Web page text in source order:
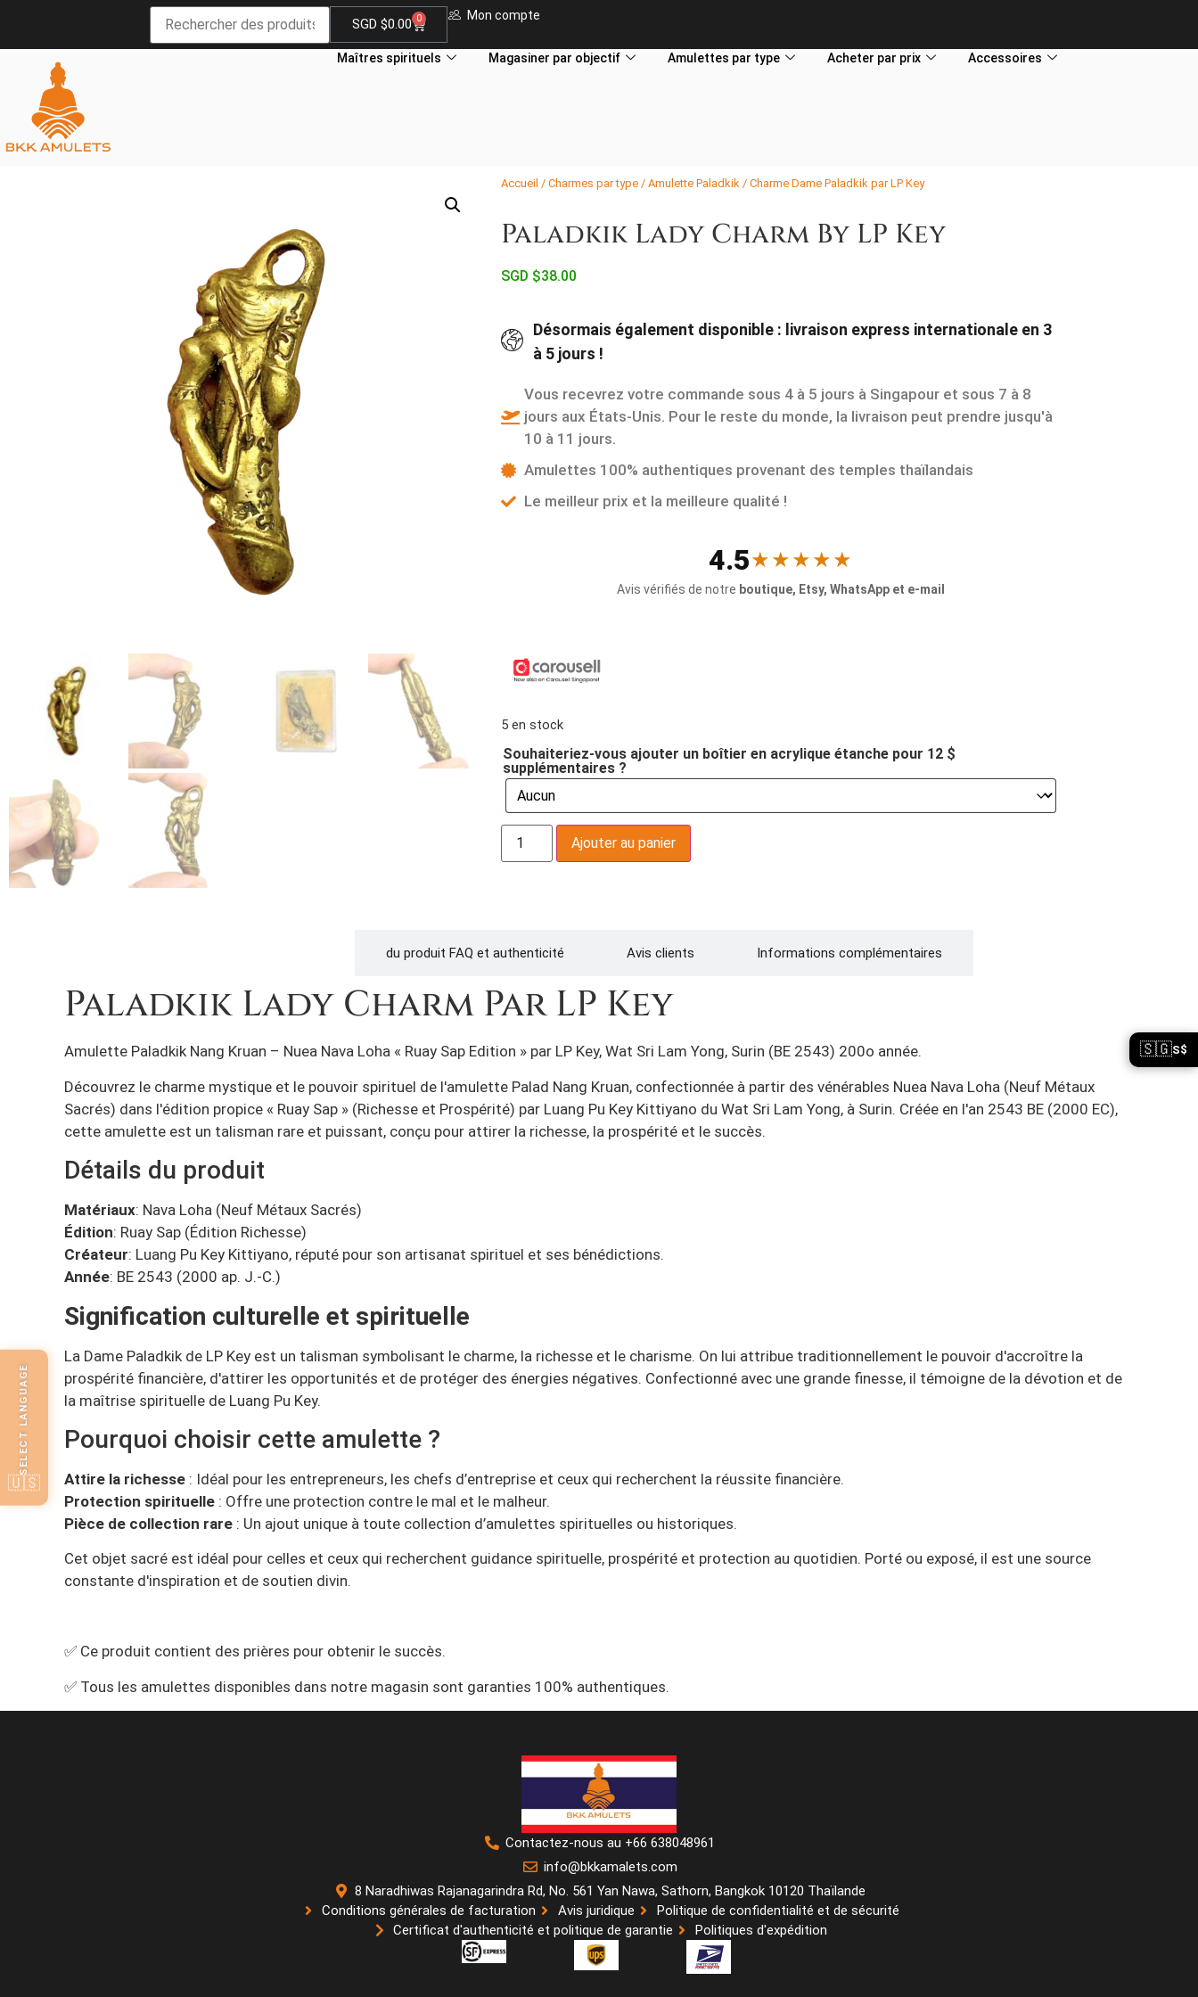
SGD $0.00 0 Mon compte
Maîtres spirituels Magasiner par objectif Amulettes par type Acheter par prix Accessoires
Accueil / Charmes par type / Amulette Paladkik / Charme Dame Paladkik par LP Key
Paladkik Lady Charm By LP Key
SGD $38.00
Désormais également disponible : livraison express internationale en 3
à 5 jours !
Vous recevrez votre commande sous 4 à 5 jours à Singapour et sous 7 à 8
jours aux États-Unis. Pour le reste du monde, la livraison peut prendre jusqu'à
10 à 11 jours.
Amulettes 100% authentiques provenant des temples thaïlandais
Le meilleur prix et la meilleure qualité !
4.5★★★★★
Avis vérifiés de notre boutique, Etsy, WhatsApp et e-mail
5 en stock
Souhaiteriez-vous ajouter un boîtier en acrylique étanche pour 12 $
supplémentaires ?
Ajouter au panier
du produit FAQ et authenticité Avis clients Informations complémentaires
Paladkik Lady Charm Par LP Key
Amulette Paladkik Nang Kruan – Nuea Nava Loha « Ruay Sap Edition » par LP Key, Wat Sri Lam Yong, Surin (BE 2543) 200o année.
Découvrez le charme mystique et le pouvoir spirituel de l'amulette Palad Nang Kruan, confectionnée à partir des vénérables Nuea Nava Loha (Neuf Métaux
Sacrés) dans l'édition propice « Ruay Sap » (Richesse et Prospérité) par Luang Pu Key Kittiyano du Wat Sri Lam Yong, à Surin. Créée en l'an 2543 BE (2000 EC),
cette amulette est un talisman rare et puissant, conçu pour attirer la richesse, la prospérité et le succès.
Détails du produit
Matériaux: Nava Loha (Neuf Métaux Sacrés)
Édition: Ruay Sap (Édition Richesse)
Créateur: Luang Pu Key Kittiyano, réputé pour son artisanat spirituel et ses bénédictions.
Année: BE 2543 (2000 ap. J.-C.)
Signification culturelle et spirituelle
La Dame Paladkik de LP Key est un talisman symbolisant le charme, la richesse et le charisme. On lui attribue traditionnellement le pouvoir d'accroître la
prospérité financière, d'attirer les opportunités et de protéger des énergies négatives. Confectionné avec une grande finesse, il témoigne de la dévotion et de
la maîtrise spirituelle de Luang Pu Key.
Pourquoi choisir cette amulette ?
Attire la richesse : Idéal pour les entrepreneurs, les chefs d’entreprise et ceux qui recherchent la réussite financière.
Protection spirituelle : Offre une protection contre le mal et le malheur.
Pièce de collection rare : Un ajout unique à toute collection d’amulettes spirituelles ou historiques.
Cet objet sacré est idéal pour celles et ceux qui recherchent guidance spirituelle, prospérité et protection au quotidien. Porté ou exposé, il est une source
constante d'inspiration et de soutien divin.
✅ Ce produit contient des prières pour obtenir le succès.
✅ Tous les amulettes disponibles dans notre magasin sont garanties 100% authentiques.
Contactez-nous au +66 638048961
info@bkkamalets.com
8 Naradhiwas Rajanagarindra Rd, No. 561 Yan Nawa, Sathorn, Bangkok 10120 Thaïlande
Conditions générales de facturation
Avis juridique
Politique de confidentialité et de sécurité
Certificat d'authenticité et politique de garantie
Politiques d'expédition
SELECT LANGUAGE
🇺🇸
🇸🇬S$